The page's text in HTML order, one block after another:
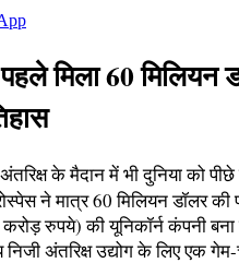
मिला 60 मिलियन
के मैदान में भी दुनिया को
ने मात्र 60 मिलियन डॉलर की
रुपये) की यूनिकॉर्न कंपनी बना
अंतरिक्ष उद्योग के लिए एक